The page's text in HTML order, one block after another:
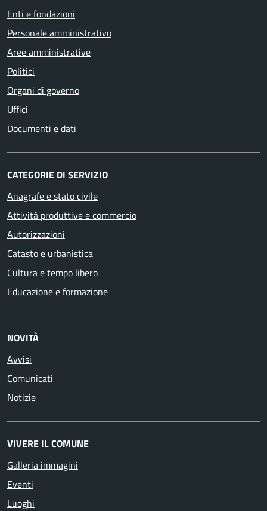
Enti e fondazioni
Personale amministrativo
Aree amministrative
Politici
Organi di governo
Uffici
Documenti e dati
CATEGORIE DI SERVIZIO
Anagrafe e stato civile
Attività produttive e commercio
Autorizzazioni
Catasto e urbanistica
Cultura e tempo libero
Educazione e formazione
NOVITÀ
Avvisi
Comunicati
Notizie
VIVERE IL COMUNE
Galleria immagini
Eventi
Luoghi